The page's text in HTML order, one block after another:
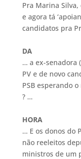
Pra Marina Silva,
e agora tá
candidatos pra
DA
… a ex-senadora
PV e de novo
PSB esperando
? …
HORA
… E os donos do
não reeleitos
ministros de um